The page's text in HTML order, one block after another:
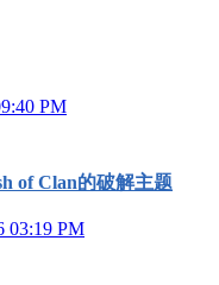
PM
of Clan的破解主题
03:19 PM